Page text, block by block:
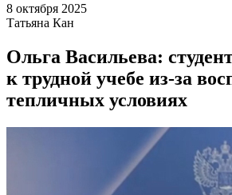
8 октября 2025
Татьяна Кан
Ольга Васильева:
к трудной учебе из-за
тепличных условиях